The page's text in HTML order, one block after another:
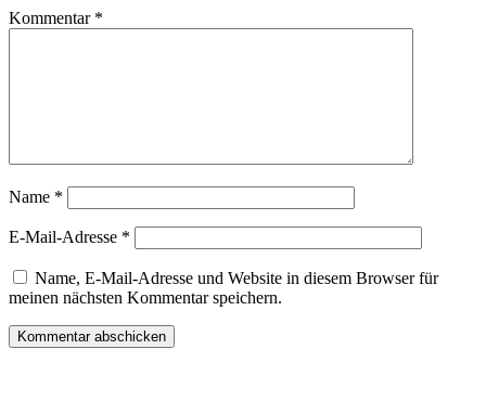
Kommentar *
Name *
E-Mail-Adresse *
Name, E-Mail-Adresse und Website in diesem Browser für
meinen nächsten Kommentar speichern.